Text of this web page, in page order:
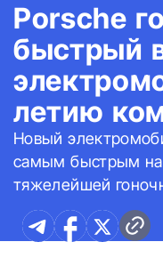
Porsche
быстрый
летию
Новый
самым быстрым на
тяжелейшей